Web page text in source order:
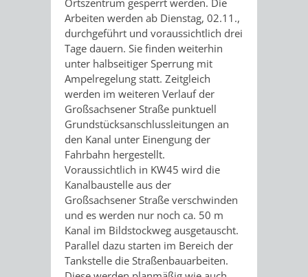
RÄUMENIN
WEINHEIM
KRIEGERDENKMAL
SECHS-
MÜHLEN-
AUSFLUGSZIELE
SHOPPING
SPORTSTÄTTEN
MINIGOLF
Arbeiten werden ab Dienstag, 02.11.,
durchgeführt und voraussichtlich drei
Tage dauern. Sie finden weiterhin
unter halbseitiger Sperrung mit
Ampelregelung statt. Zeitgleich
werden im weiteren Verlauf der
Großsachsener Straße punktuell
Grundstücksanschlussleitungen an
den Kanal unter Einengung der
Fahrbahn hergestellt.
Voraussichtlich in KW45 wird die
Kanalbaustelle aus der
Großsachsener Straße verschwinden
und es werden nur noch ca. 50 m
Kanal im Bildstockweg ausgetauscht.
Parallel dazu starten im Bereich der
Tankstelle die Straßenbauarbeiten.